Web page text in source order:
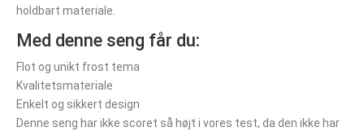
holdbart materiale.
Med denne seng får du:
Flot og unikt frost tema
Kvalitetsmateriale
Enkelt og sikkert design
Denne seng har ikke scoret så højt i vores test, da den ikke har